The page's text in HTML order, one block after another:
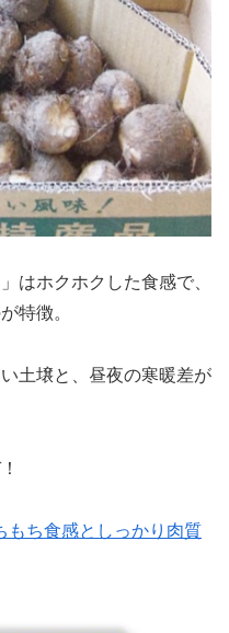
はホクホクした食感で、
特徴。
土壌と、昼夜の寒暖差が
もち食感としっかり肉質